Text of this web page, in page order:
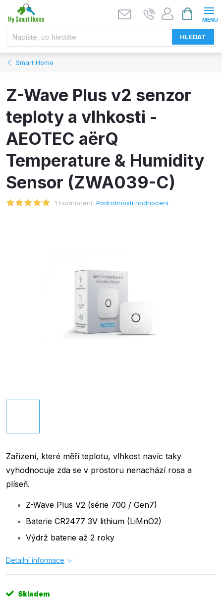
HLEDAT
NÁKUPNÍ
KOŠÍK
Smart Home
Z-Wave Plus v2 senzor
teploty a vlhkosti -
AEOTEC aërQ
Temperature & Humidity
Sensor (ZWA039-C)
1 hodnocení Podrobnosti hodnocení
Zařízení, které měří teplotu, vlhkost navíc taky
vyhodnocuje zda se v prostoru nenachází rosa a
plíseň.
Z-Wave Plus V2 (série 700 / Gen7)
Baterie CR2477 3V lithium (LiMnO2)
Výdrž baterie až 2 roky
Detailní informace
Skladem